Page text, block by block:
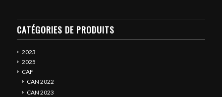
CATÉGORIES DE PRODUITS
2023
2025
CAF
CAN 2022
CAN 2023